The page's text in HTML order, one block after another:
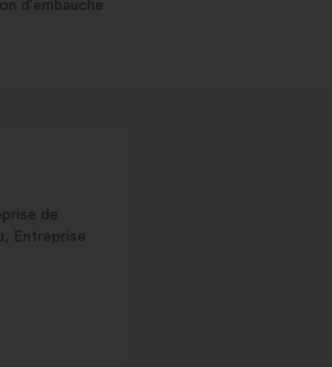
d'embauche
de
Entreprise